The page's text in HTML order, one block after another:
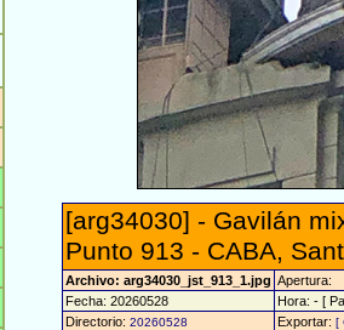
[arg34030] - Gavilán
Punto 913 - CABA,
Archivo: arg34030_jst_913_1.jpg Apertura:
Fecha: 20260528
Hora: - [
Directorio: 20260528 Exportar: [